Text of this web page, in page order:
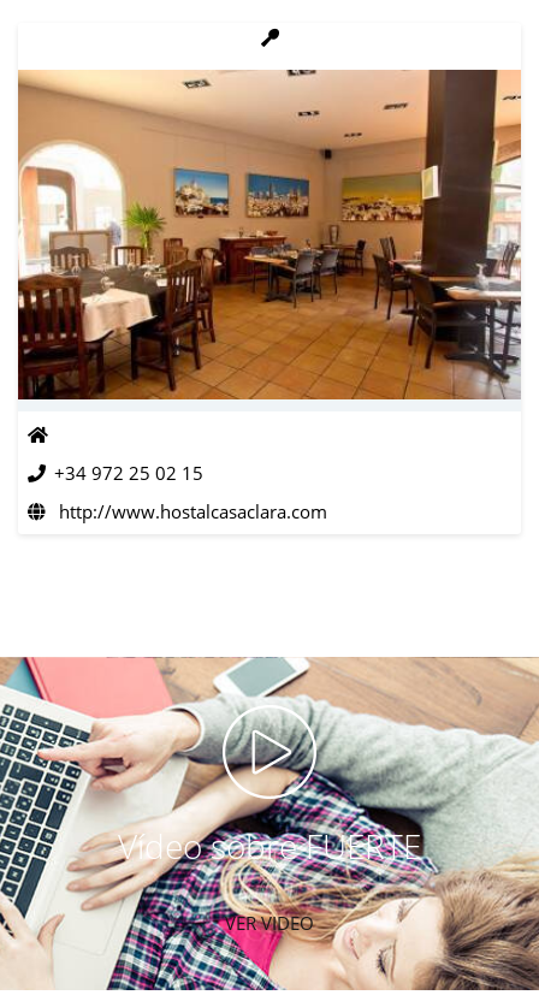
+34 972 25 02 15
http://www.hostalcasaclara.com
Vídeo sobre FUERTE
VER VIDEO